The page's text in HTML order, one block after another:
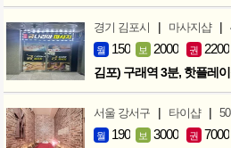
경기 김포시 | 마사지샵 |
월 150 보 2000 권 2200
김포) 구래역 3분, 핫플레
서울 강서구 | 타이샵 |
월 190 보 3000 권 7000